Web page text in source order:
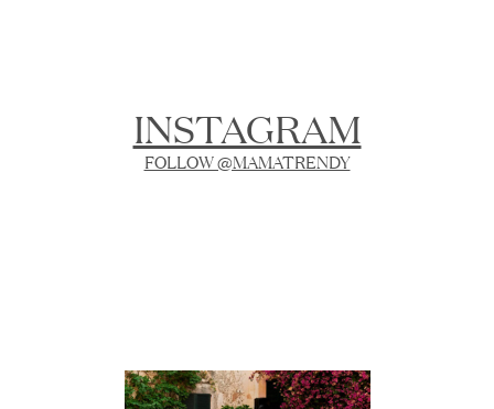
INSTAGRAM
FOLLOW @MAMATRENDY